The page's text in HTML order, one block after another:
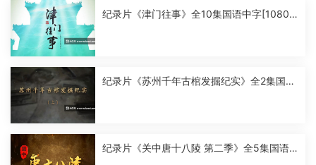
纪录片《津门往事》全10集国语中字[1080
纪录片《苏州千年古棺发掘纪实》全2集国语
纪录片《关中唐十八陵 第二季》全5集国语